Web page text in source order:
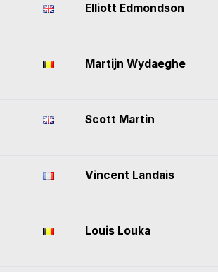
Elliott Edmondson
Martijn Wydaeghe
Scott Martin
Vincent Landais
Louis Louka